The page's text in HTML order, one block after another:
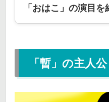
「おはこ」の演目を
「暫」の主人